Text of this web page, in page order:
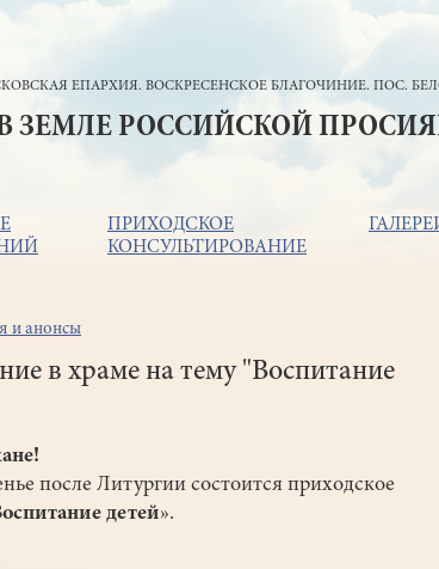
ЕПАРХИЯ. ВОСКРЕСЕНСКОЕ БЛАГОЧИНИЕ. ПОС.
ЗЕМЛЕ РОССИЙСКОЙ
ПРИХОДСКОЕ
КОНСУЛЬТИРОВАНИЕ
и анонсы
в храме на тему "Воспитание
после Литургии состоится приходское
детей».